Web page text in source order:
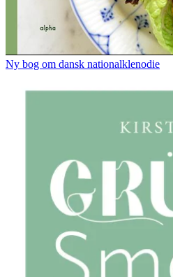
Ny bog om dansk nationalklenodie